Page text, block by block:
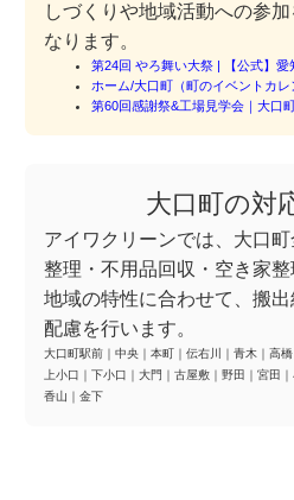
しづくりや地域活動への参
なります。
第24回 やろ舞い大祭 | 【公式】
ホーム/大口町（町のイベントカレ
第60回感謝祭&工場見学会｜大口
大口町の対
アイワクリーンでは、大口
整理・不用品回収・空き家整
地域の特性に合わせて、搬
配慮を行います。
大口町駅前 ｜ 中央 ｜ 本町 ｜ 伝右川 ｜ 青木 ｜ 高橋
上小口 ｜ 下小口 ｜ 大門 ｜ 古屋敷 ｜ 野田 ｜ 宮田 ｜
香山 ｜ 金下